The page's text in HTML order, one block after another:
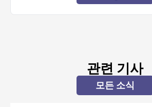
관련 기사
모든 소식